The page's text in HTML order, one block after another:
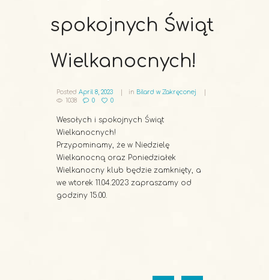
spokojnych Świąt
Wielkanocnych!
Posted April 8, 2023 in Bilard w Zakręconej
1038
0 0
Wesołych i spokojnych Świąt
Wielkanocnych!
Przypominamy, że w Niedzielę
Wielkanocną oraz Poniedziałek
Wielkanocny klub będzie zamknięty, a
we wtorek 11.04.2023 zapraszamy od
godziny 15.00.